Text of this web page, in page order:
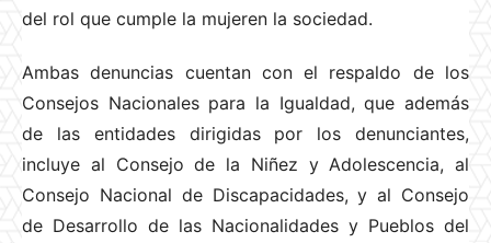
del rol que cumple la mujeren la sociedad.
Ambas denuncias cuentan con el respaldo de los
Consejos Nacionales para la Igualdad, que además
de las entidades dirigidas por los denunciantes,
incluye al Consejo de la Niñez y Adolescencia, al
Consejo Nacional de Discapacidades, y al Consejo
de Desarrollo de las Nacionalidades y Pueblos del